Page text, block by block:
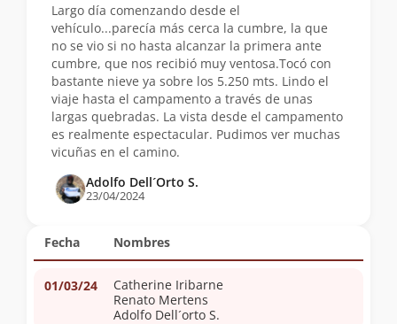
Fecha Nombres
01/03/24
Catherine Iribarne
Renato Mertens
Adolfo Dell´orto S.
Largo día comenzando desde el
vehículo...parecía más cerca la cumbre, la que
no se vio si no hasta alcanzar la primera ante
cumbre, que nos recibió muy ventosa.Tocó con
bastante nieve ya sobre los 5.250 mts. Lindo el
viaje hasta el campamento a través de unas
largas quebradas. La vista desde el campamento
es realmente espectacular. Pudimos ver muchas
vicuñas en el camino.
Adolfo Dell´Orto S.
23/04/2024